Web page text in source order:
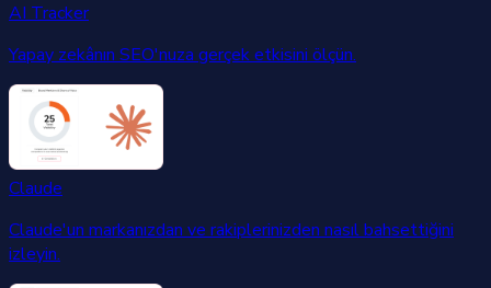
AI Tracker
Yapay zekânın SEO'nuza gerçek etkisini ölçün.
Claude
Claude'un markanızdan ve rakiplerinizden nasıl bahsettiğini
izleyin.